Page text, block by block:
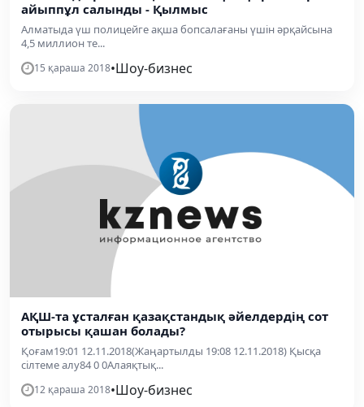
айыппұл салынды - Қылмыс
Алматыда үш полицейге ақша бопсалағаны үшін әрқайсына
4,5 миллион те...
15 қараша 2018•Шоу-бизнес
АҚШ-та ұсталған қазақстандық әйелдердің сот
отырысы қашан болады?
Қоғам19:01 12.11.2018(Жаңартылды 19:08 12.11.2018) Қысқа
сілтеме алу84 0 0Алаяқтық...
12 қараша 2018•Шоу-бизнес